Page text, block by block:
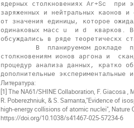
ядерных столкновениях Ar+Sc  при
заряженных и нейтральных каонов
от значения единицы, которое
одинаковых масс u  и d  кварков.
обсуждались в ряде теоретическх
столкновениям ионов аргона и
процедур анализа данных, кратко
Литература:
[1] The NA61/SHINE Collaboration, F. Giacosa ,
R. Poberezhniuk, & S. Samanta,"Evidence of
high-energy collisions of atomic nuclei", Nature
https://doi.org/10.1038/s41467-025-57234-6